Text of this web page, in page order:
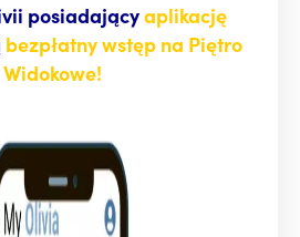
posiadającyaplikację
bezpłatny wstęp na Piętro
Widokowe!